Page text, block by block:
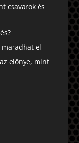
csavarok és
maradhat el
előnye, mint